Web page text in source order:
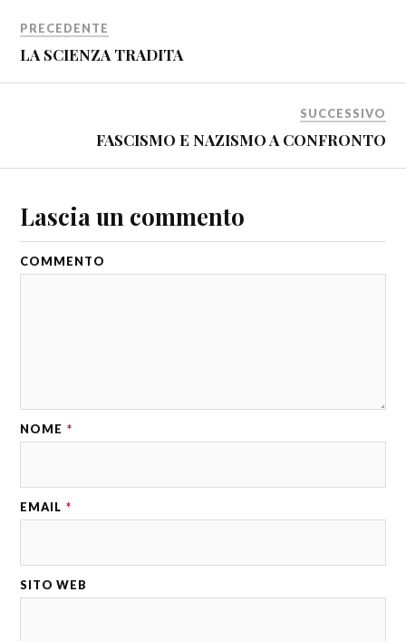
PRECEDENTE
LA SCIENZA TRADITA
SUCCESSIVO
FASCISMO E NAZISMO A CONFRONTO
Lascia un commento
COMMENTO
NOME *
EMAIL *
SITO WEB